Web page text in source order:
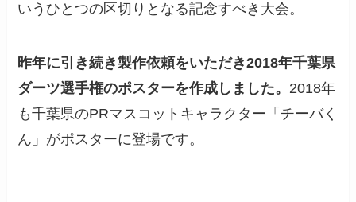
いうひとつの区切りとなる記念すべき大会。
昨年に引き続き製作依頼をいただき2018年千葉県
ダーツ選手権のポスターを作成しました。 2018年
も千葉県のPRマスコットキャラクター「チーバく
ん」がポスターに登場です。